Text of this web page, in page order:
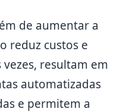
de aumentar a
reduz custos e
resultam em
automatizadas
e permitem a